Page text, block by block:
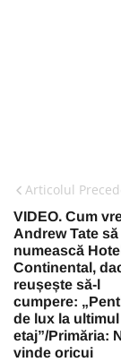
Articolul
VIDEO. Cum
Andrew Tate să
numească
Continental,
reușește să-l
cumpere:
de lux la ultimul
etaj”/Primăria:
vinde oricui